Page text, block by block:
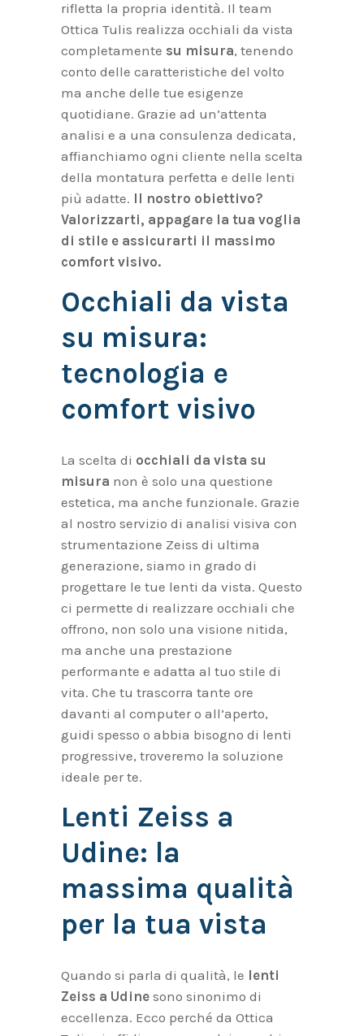
rifletta la propria identità. Il team
Ottica Tulis realizza occhiali da vista
completamente su misura, tenendo
conto delle caratteristiche del volto
ma anche delle tue esigenze
quotidiane. Grazie ad un’attenta
analisi e a una consulenza dedicata,
affianchiamo ogni cliente nella scelta
della montatura perfetta e delle lenti
più adatte. Il nostro obiettivo?
Valorizzarti, appagare la tua voglia
di stile e assicurarti il massimo
comfort visivo.
Occhiali da vista
su misura:
tecnologia e
comfort visivo
La scelta di occhiali da vista su
misura non è solo una questione
estetica, ma anche funzionale. Grazie
al nostro servizio di analisi visiva con
strumentazione Zeiss di ultima
generazione, siamo in grado di
progettare le tue lenti da vista. Questo
ci permette di realizzare occhiali che
offrono, non solo una visione nitida,
ma anche una prestazione
performante e adatta al tuo stile di
vita. Che tu trascorra tante ore
davanti al computer o all’aperto,
guidi spesso o abbia bisogno di lenti
progressive, troveremo la soluzione
ideale per te.
Lenti Zeiss a
Udine: la
massima qualità
per la tua vista
Quando si parla di qualità, le lenti
Zeiss a Udine sono sinonimo di
eccellenza. Ecco perché da Ottica